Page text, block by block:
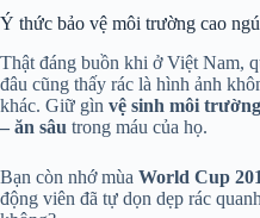
Ý thức bảo vệ môi trường cao
Thật đáng buồn khi ở Việt Nam,
đâu cũng thấy rác là hình ảnh
khác. Giữ gìn vệ sinh môi trường
– ăn sâu trong máu của họ.
Bạn còn nhớ mùa World Cup
động viên đã tự dọn dẹp rác